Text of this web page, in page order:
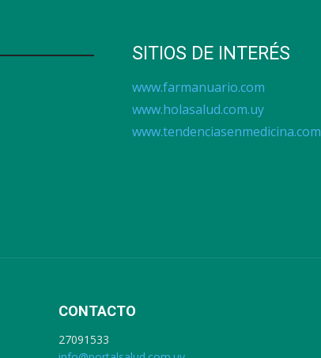
SITIOS DE INTERÉS
www.farmanuario.com
www.holasalud.com.uy
www.tendenciasenmedicina.com
CONTACTO
27091533